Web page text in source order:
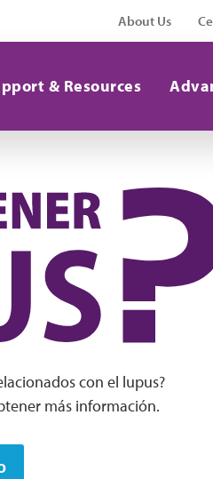
About Us
& Resources
con el lupus?
más información.